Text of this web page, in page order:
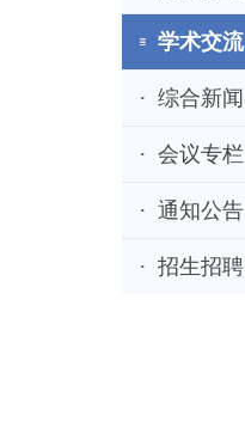
学术交流
综合新闻
会议专栏
通知公告
招生招聘